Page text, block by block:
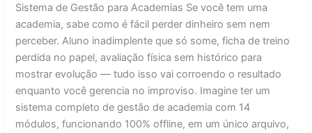
Sistema de Gestão para Academias Se você tem uma
academia, sabe como é fácil perder dinheiro sem nem
perceber. Aluno inadimplente que só some, ficha de treino
perdida no papel, avaliação física sem histórico para
mostrar evolução — tudo isso vai corroendo o resultado
enquanto você gerencia no improviso. Imagine ter um
sistema completo de gestão de academia com 14
módulos, funcionando 100% offline, em um único arquivo,